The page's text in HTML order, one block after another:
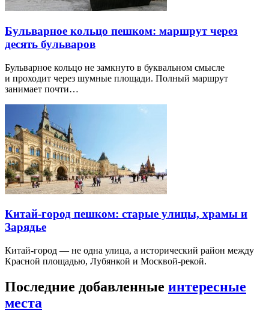
Бульварное кольцо пешком: маршрут через
десять бульваров
Бульварное кольцо не замкнуто в буквальном смысле
и проходит через шумные площади. Полный маршрут
занимает почти…
Китай-город пешком: старые улицы, храмы и
Зарядье
Китай-город — не одна улица, а исторический район между
Красной площадью, Лубянкой и Москвой-рекой.
Последние добавленные интересные
места